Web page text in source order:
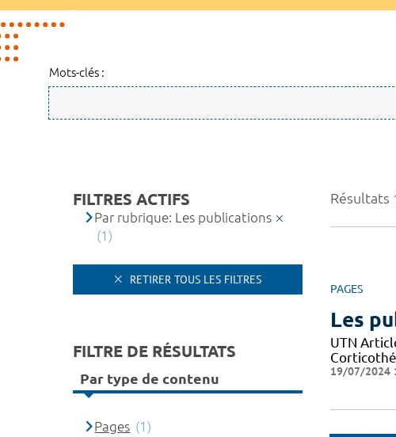
Mots-clés :
Résultats
PAGES
Les
UTN
19/07/2024
FILTRES ACTIFS
Par rubrique: Les publications
(1)
RETIRER TOUS LES FILTRES
FILTRE DE RÉSULTATS
Par type de contenu
Pages (1)